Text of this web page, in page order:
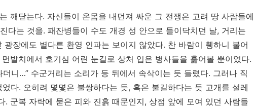
깨닫는다. 자신들이 온몸을 내던져 싸운 그 전쟁은 고려 땅 사람들에
다는 것을. 패잔병들이 수도 개경 성 안으로 들이닥치던 날, 거리는
광장에도 별다른 환영 인파는 보이지 않았다. 찬 바람이 휑하니 불어
발치에서 호기심 어린 눈길로 상처 입은 병사들을 훑어볼 뿐이었다.
니…” 수군거리는 소리가 등 뒤에서 속삭이는 듯 들렸다. 그러나 직
다. 오히려 몇몇은 불쌍하다는 듯, 혹은 불길하다는 듯 고개를 설레
. 군복 자락에 묻은 피와 진흙 때문인지, 상점 앞에 모여 있던 사람들